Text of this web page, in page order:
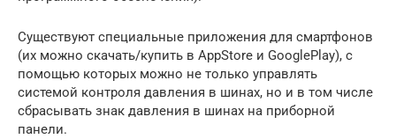
Существуют специальные приложения для смартфонов
(их можно скачать/купить в AppStore и GooglePlay), с
помощью которых можно не только управлять
системой контроля давления в шинах, но и в том числе
сбрасывать знак давления в шинах на приборной
панели.